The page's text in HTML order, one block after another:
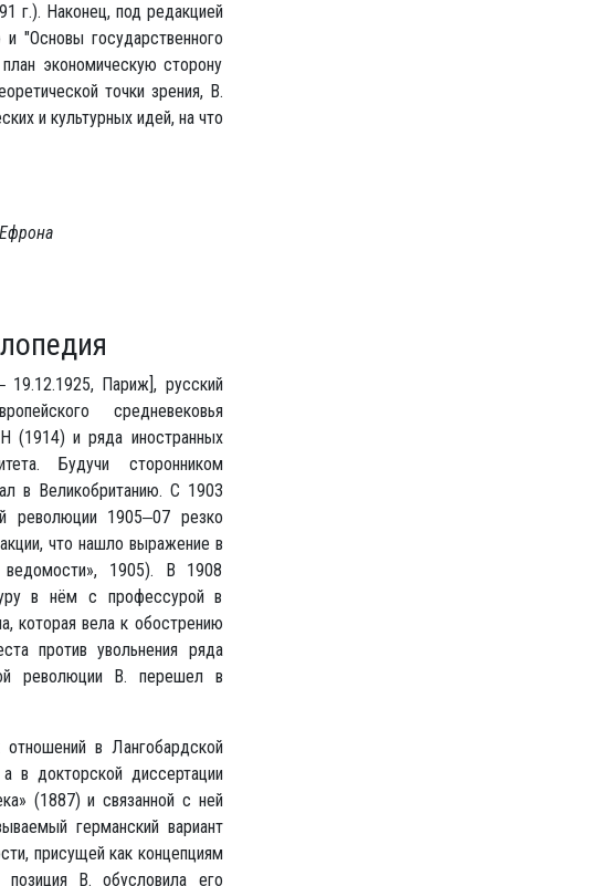
г.). Наконец, под редакцией
"Основы государственного
экономическую сторону
точки зрения, В.
и культурных идей, на что
Париж], русский
средневековья
(1914) и ряда иностранных
Будучи сторонником
в Великобританию. С 1903
революции 1905‒07 резко
что нашло выражение в
ведомости», 1905). В 1908
в нём с профессурой в
которая вела к обострению
против увольнения ряда
революции В. перешел в
в Лангобардской
в докторской диссертации
(1887) и связанной с ней
германский вариант
присущей как концепциям
позиция В. обусловила его